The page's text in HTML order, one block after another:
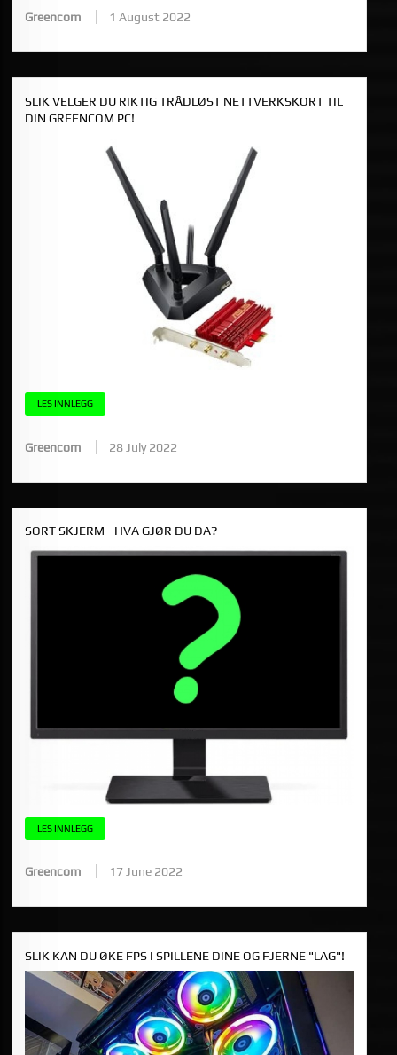
Greencom 1 August 2022
SLIK VELGER DU RIKTIG TRÅDLØST NETTVERKSKORT TIL
DIN GREENCOM PC!
LES INNLEGG
Greencom 28 July 2022
SORT SKJERM - HVA GJØR DU DA?
LES INNLEGG
Greencom 17 June 2022
SLIK KAN DU ØKE FPS I SPILLENE DINE OG FJERNE "LAG"!